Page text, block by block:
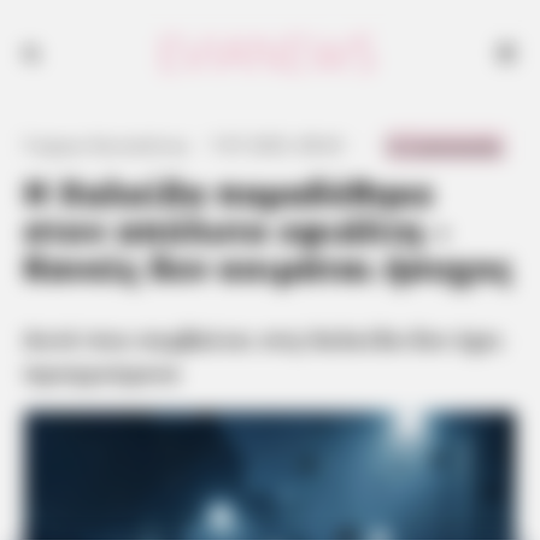
Η Χαλκίδα παραδόθηκε
στον απόλυτο εφιάλτη –
Κανείς δεν κοιμάται ήσυχος
Αυτό που συμβαίνει στη Χαλκίδα δεν έχει